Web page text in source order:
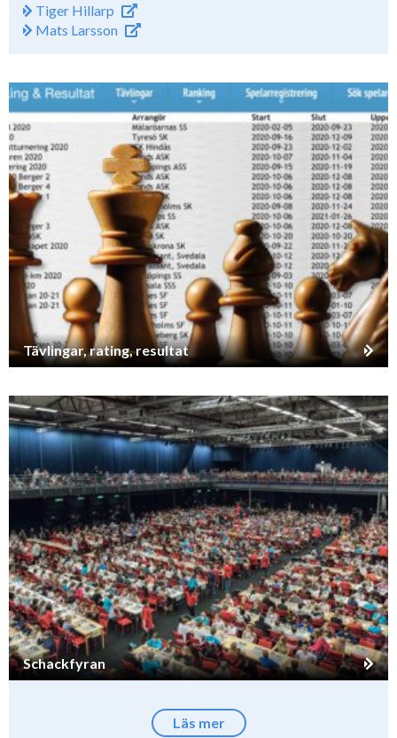
Tiger Hillarp
Mats Larsson
Tävlingar, rating, resultat
Schackfyran
Läs mer